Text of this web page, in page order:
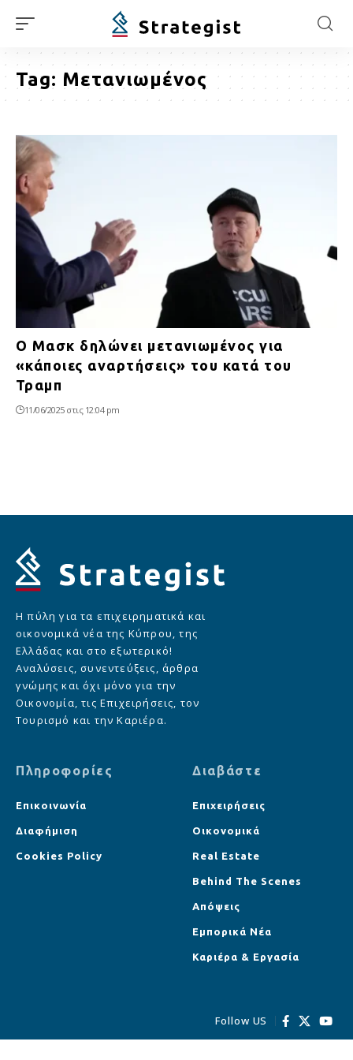
Tag: Μετανιωμένος
Ο Μασκ δηλώνει μετανιωμένος για
«κάποιες αναρτήσεις» του κατά του
Τραμπ
11/06/2025 στις 12:04 pm
Η πύλη για τα επιχειρηματικά και
οικονομικά νέα της Κύπρου, της
Ελλάδας και στο εξωτερικό!
Αναλύσεις, συνεντεύξεις, άρθρα
γνώμης και όχι μόνο για την
Οικονομία, τις Επιχειρήσεις, τον
Τουρισμό και την Καριέρα.
Πληροφορίες
Επικοινωνία
Διαφήμιση
Cookies Policy
Διαβάστε
Επιχειρήσεις
Οικονομικά
Real Estate
Behind The Scenes
Απόψεις
Εμπορικά Νέα
Καριέρα & Εργασία
Follow US